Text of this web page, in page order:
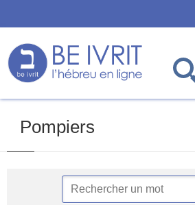
Pompiers